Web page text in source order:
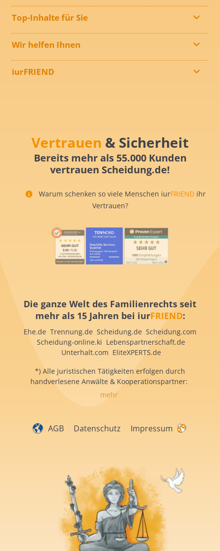
Top-Inhalte für Sie
Wir helfen Ihnen
iurFRIEND
Vertrauen & Sicherheit
Bereits mehr als 55.000 Kunden
vertrauen Scheidung.de!
Warum schenken so viele Menschen iurFRIEND ihr
Vertrauen?
Die ganze Welt des Familienrechts seit
mehr als 15 Jahren bei iurFRIEND:
Ehe.de Trennung.de Scheidung.de Scheidung.com
Scheidung-online.ki Lebenspartnerschaft.de
Unterhalt.com EliteXPERTS.de
*) Alle juristischen Tätigkeiten erfolgen durch
handverlesene Anwälte & Kooperationspartner:
mehr
AGB Datenschutz Impressum